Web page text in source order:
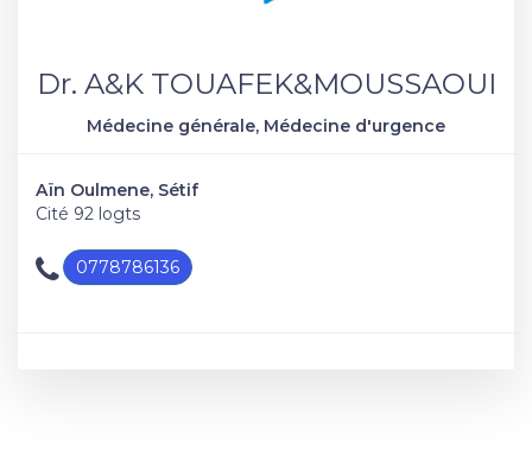
Dr. A&K TOUAFEK&MOUSSAOUI
Médecine générale, Médecine d'urgence
Aïn Oulmene, Sétif
Cité 92 logts
0778786136